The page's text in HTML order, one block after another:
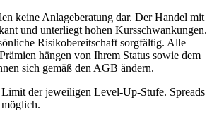
keine Anlageberatung dar. Der Handel mit
und unterliegt hohen Kursschwankungen.
Risikobereitschaft sorgfältig. Alle
hängen von Ihrem Status sowie dem
sich gemäß den AGB ändern.
der jeweiligen Level-Up-Stufe. Spreads